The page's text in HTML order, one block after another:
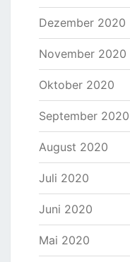
Dezember 2020
November 2020
Oktober 2020
September 2020
August 2020
Juli 2020
Juni 2020
Mai 2020